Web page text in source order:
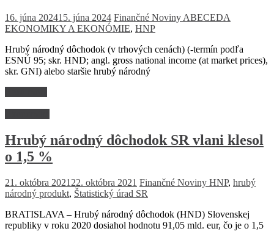
16. júna 202415. júna 2024 Finančné Noviny ABECEDA
EKONOMIKY A EKONÓMIE, HNP
Hrubý národný dôchodok (v trhových cenách) (-termín podľa
ESNÚ 95; skr. HND; angl. gross national income (at market prices),
skr. GNI) alebo staršie hrubý národný
Hrubý národný dôchodok SR vlani klesol
o 1,5 %
21. októbra 2021 22. októbra 2021 Finančné Noviny HNP, hrubý
národný produkt, Štatistický úrad SR
BRATISLAVA – Hrubý národný dôchodok (HND) Slovenskej
republiky v roku 2020 dosiahol hodnotu 91,05 mld. eur, čo je o 1,5